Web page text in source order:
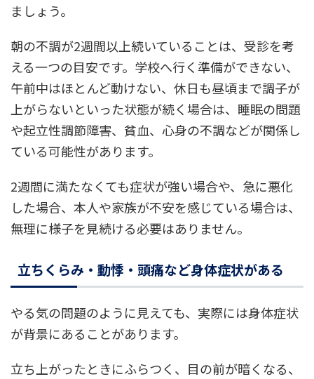
ましょう。
朝の不調が2週間以上続いていることは、受診を考
える一つの目安です。学校へ行く準備ができない、
午前中はほとんど動けない、休日も昼頃まで調子が
上がらないといった状態が続く場合は、睡眠の問題
や起立性調節障害、貧血、心身の不調などが関係し
ている可能性があります。
2週間に満たなくても症状が強い場合や、急に悪化
した場合、本人や家族が不安を感じている場合は、
無理に様子を見続ける必要はありません。
立ちくらみ・動悸・頭痛など身体症状がある
やる気の問題のように見えても、実際には身体症状
が背景にあることがあります。
立ち上がったときにふらつく、目の前が暗くなる、